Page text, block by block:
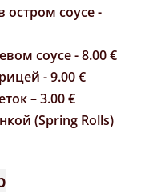
остром соусе -
соусе - 8.00€
- 9.00€
– 3.00 €
(Spring Rolls)